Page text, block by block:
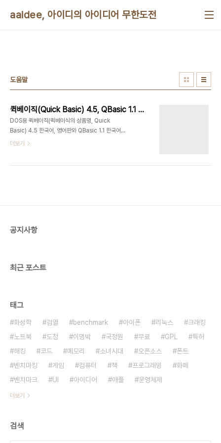
aaidee, 아이디의 아이디어 무한도전
도움말
퀵베이직(Quick Basic) 4.5, QBasic 1.1 한글 도움말 추출 결과
DOS용 퀵베이직(퀵베이식의 상품명, Quick
Basic) 4.5 한국어, 영어판와 QBasic 1.1 한국어,
영어판 정식 hlp 도움말 파일을 일반 텍스트 문서로
더보기
공지사항
최근 포스트
태그
화성학 검열 benchmark 아이폰 리눅스
크래킹
노트북
도청 이명박 국정원 무료 GPL
특허
해킹
코드 메모리 소녀시대 오픈소스
폰트
벤치마킹
게임 컴퓨터 책 프로그래밍
화폐
벤치마크
UI 아이디어 애플 운영체제
더보기
검색